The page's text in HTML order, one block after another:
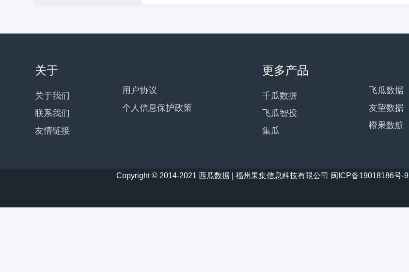
关于
关于我们
联系我们
友情链接
用户协议
个人信息保护政策
更多产品
千瓜数据
飞瓜智投
集瓜
飞瓜数据
友望数据
橙果数航
Copyright © 2014-2021 西瓜数据 | 福州果集信息科技有限公司 闽ICP备19018186号-9